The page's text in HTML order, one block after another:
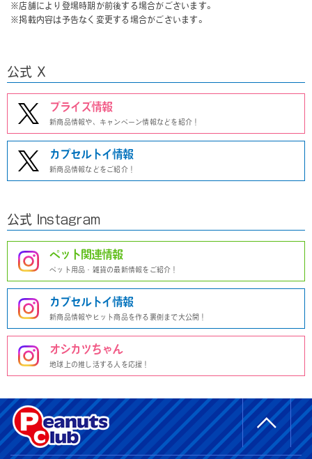
※店舗により登場時期が前後する場合がございます。
※掲載内容は予告なく変更する場合がございます。
公式 X
プライズ情報
新商品情報や、キャンペーン情報などを紹介！
カプセルトイ情報
新商品情報などをご紹介！
公式 Instagram
ペット関連情報
ペット用品・雑貨の最新情報をご紹介！
カプセルトイ情報
新商品情報やヒット商品を作る裏側まで大公開！
オシカツちゃん
地球上の推し活する人を応援！